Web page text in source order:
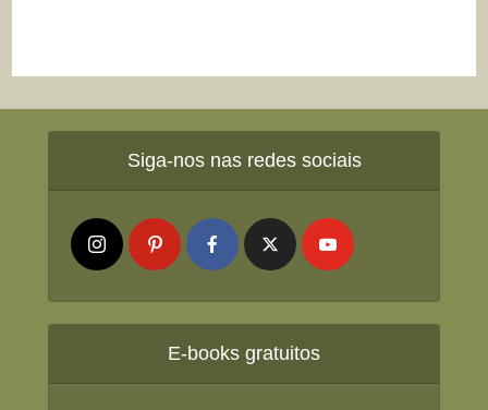
Siga-nos nas redes sociais
E-books gratuitos